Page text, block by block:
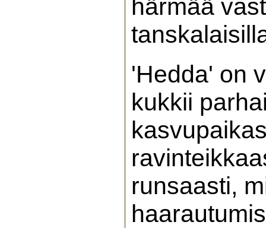
härmää
'Hedda' on
kukkii
runsaasti,